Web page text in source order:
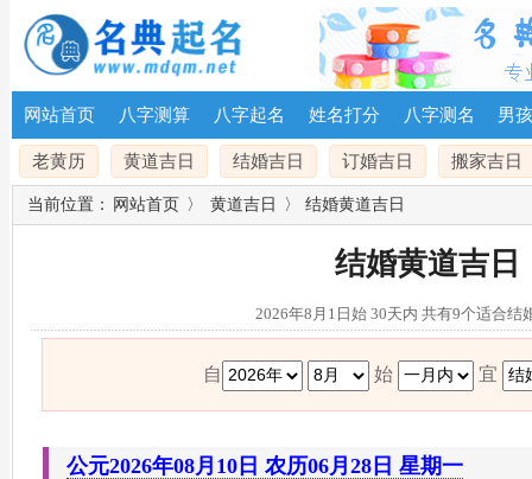
网站首页 八字测算 八字起名 姓名打分 八字测名 男
老黄历 黄道吉日 结婚吉日 订婚吉日 搬家吉日
当前位置： 网站首页 〉 黄道吉日 〉 结婚黄道吉日
结婚黄道吉日
2026年8月1日始 30天内 共有9个适合结
自 始 宜
公元2026年08月10日 农历06月28日 星期一